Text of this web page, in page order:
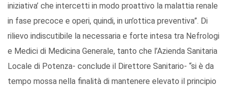
iniziativa’ che intercetti in modo proattivo la malattia renale
in fase precoce e operi, quindi, in un’ottica preventiva”. Di
rilievo indiscutibile la necessaria e forte intesa tra Nefrologi
e Medici di Medicina Generale, tanto che l’Azienda Sanitaria
Locale di Potenza- conclude il Direttore Sanitario- “si è da
tempo mossa nella finalità di mantenere elevato il principio